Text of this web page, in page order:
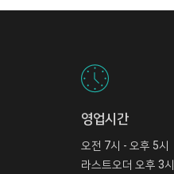
영업시간
오전 7시 - 오후 5시
라스트오더 오후 3시